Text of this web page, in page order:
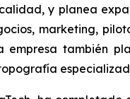
y planea
marketing,
empresa también